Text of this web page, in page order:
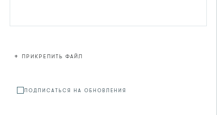
+ ПРИКРЕПИТЬ ФАЙЛ
ПОДПИСАТЬСЯ НА ОБНОВЛЕНИЯ